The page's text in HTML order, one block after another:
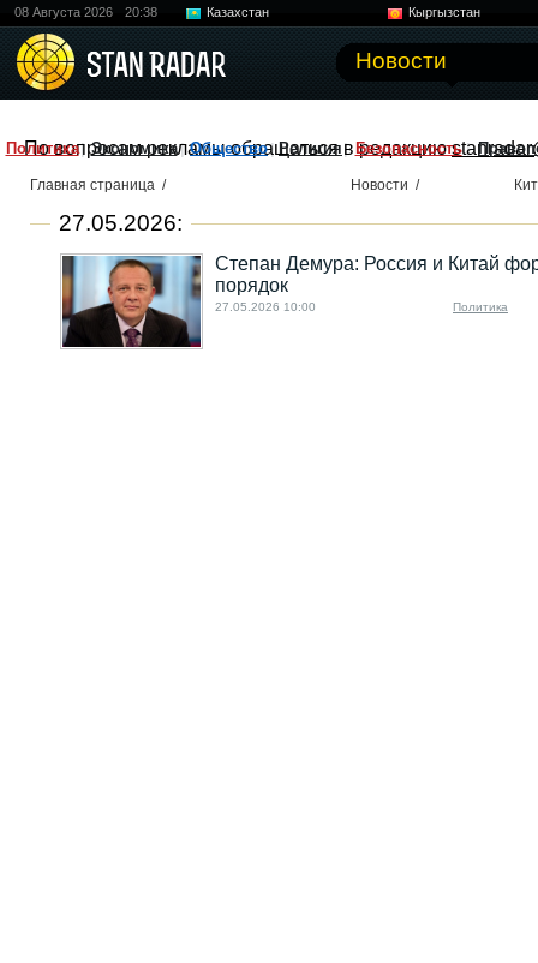
08 Августа 2026 20:38 Казахстан
Кыргызстан
Новости
Политика Экономика Общество Религия Безопасность
По вопросам рекламы обращаться в редакцию
Главная страница / Новости /
27.05.2026:
Степан Демура: Россия и Китай
порядок
27.05.2026 10:00 Политика